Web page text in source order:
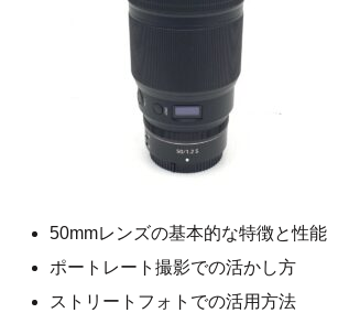
50mmレンズの基本的な特徴と性能
ポートレート撮影での活かし方
ストリートフォトでの活用方法